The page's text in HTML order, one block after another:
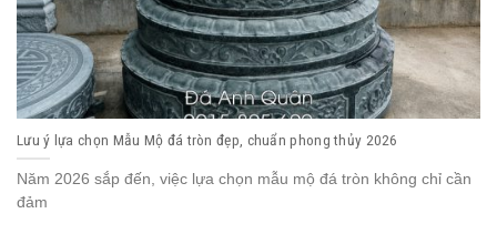
Lưu ý lựa chọn Mẫu Mộ đá tròn đẹp, chuẩn phong thủy 2026
Năm 2026 sắp đến, việc lựa chọn mẫu mộ đá tròn không chỉ cần
đảm